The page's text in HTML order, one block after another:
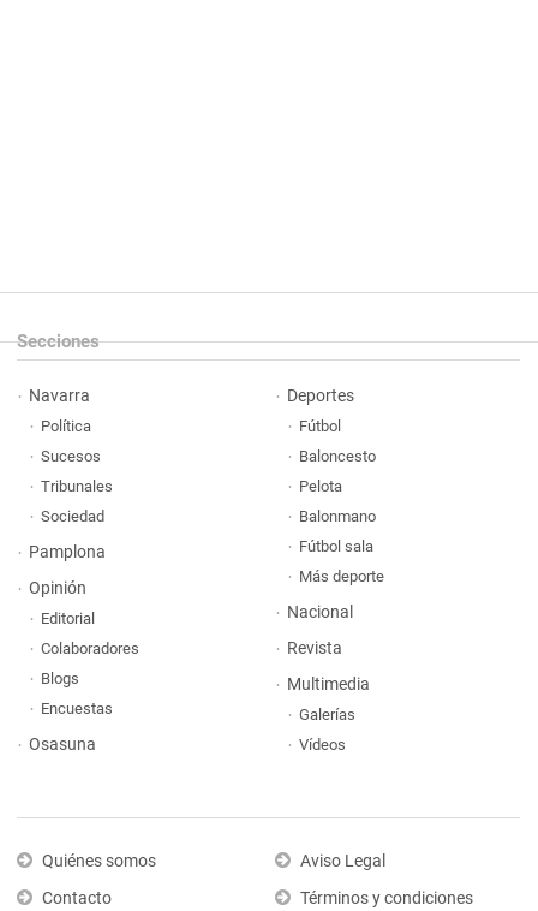
Secciones
Navarra
Política
Sucesos
Tribunales
Sociedad
Pamplona
Opinión
Editorial
Colaboradores
Blogs
Encuestas
Osasuna
Deportes
Fútbol
Baloncesto
Pelota
Balonmano
Fútbol sala
Más deporte
Nacional
Revista
Multimedia
Galerías
Vídeos
Quiénes somos
Contacto
Aviso Legal
Términos y condiciones